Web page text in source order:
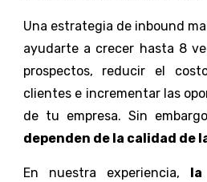
Una estrategia de inbound
ayudarte a crecer hasta 8
prospectos, reducir el
clientes e incrementar las
de tu empresa. Sin
dependen de la calidad de
En nuestra experiencia, la